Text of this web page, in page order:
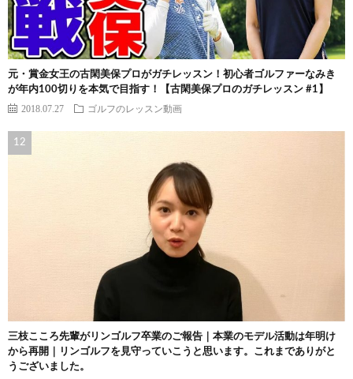
元・賞金女王の古閑美保プロがガチレッスン！初心者ゴルファーなみき
が年内100切りを本気で目指す！【古閑美保プロのガチレッスン #1】
2018.07.27 ゴルフのレッスン動画
三枝こころ先輩がリンゴルフ卒業のご報告｜本業のモデル活動は年明け
から再開｜リンゴルフを見守っていこうと思います。これまでありがと
うございました。